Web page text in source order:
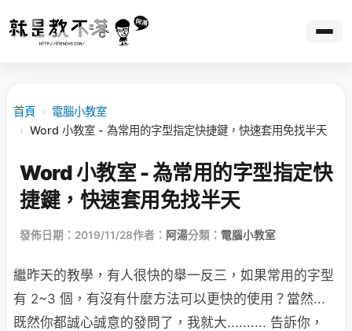
首頁 › 電腦小教室
› Word 小教室 - 為常用的字型指定快捷鍵，快速套用免找半天
Word 小教室 - 為常用的字型指定快
捷鍵，快速套用免找半天
發佈日期：2019/11/28作者： 阿湯分類： 電腦小教室
繼昨天的教學，有人很快的舉一反三，如果常用的字型
有 2~3 個，有沒有什麼方法可以更快的使用？當然...
既然你都誠心誠意的發問了，我就大.......... 告訴你，